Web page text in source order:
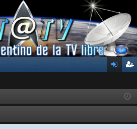
ar
ist
rs